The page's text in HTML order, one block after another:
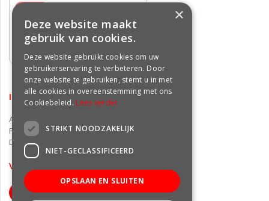
INFORMATIE
Algemene voorwaarden
Privacy statement
Disclaimer
VOLG ONS OP FACEBOOK
×
Deze website maakt
gebruik van cookies.
Deze website gebruikt cookies om uw
gebruikerservaring te verbeteren. Door
onze website te gebruiken, stemt u in met
alle cookies in overeenstemming met ons
Cookiebeleid. Lees verder
STRIKT NOODZAKELIJK
NIET-GECLASSIFICEERD
OPSLAAN EN SLUITEN